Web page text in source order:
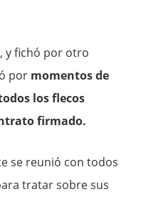
y fichó por otro
por momentos de
los flecos
firmado.
se reunió con todos
tratar sobre sus